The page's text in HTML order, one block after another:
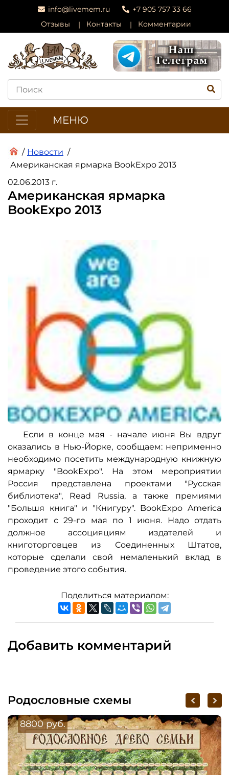
info@livemem.ru
+7 905 757 33 66
Отзывы
Контакты Комментарии
МЕНЮ
/ Новости /
Американская ярмарка BookExpo 2013
02.06.2013 г.
Американская ярмарка
BookExpo 2013
Если в конце мая - начале июня Вы вдруг
оказались в Нью-Йорке, сообщаем: неприменно
необходимо посетить международную книжную
ярмарку "BookExpo". На этом мероприятии
Россия представлена проектами "Русская
библиотека", Read Russia, а также премиями
"Большя книга" и "Книгуру". BookExpo America
проходит с 29-го мая по 1 июня. Надо отдать
должное ассоцияциям издателей и
книготорговцев из Соединенных Штатов,
которые сделали свой немаленький вклад в
проведение этого события.
Поделиться материалом:
Добавить комментарий
Родословные схемы
8800 руб.